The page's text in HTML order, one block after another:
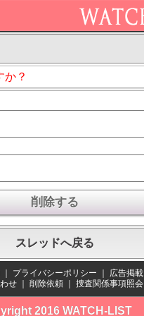
？
スレッドへ戻る
プライバシーポリシー
広告掲載
せ
削除依頼 捜査関係事項照会
2016 WATCH-LIST